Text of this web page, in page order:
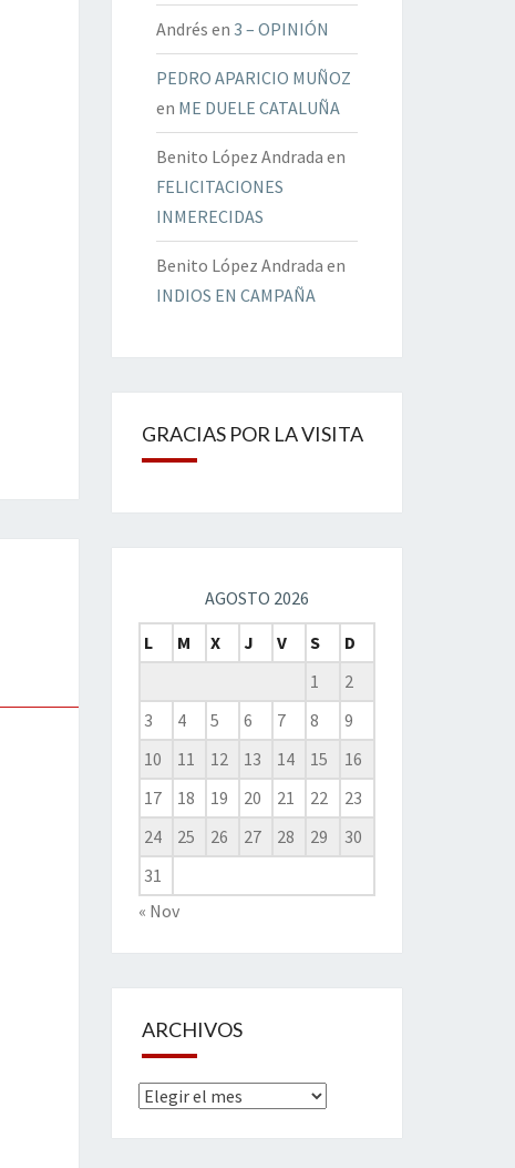
Andrés en 3 – OPINIÓN
PEDRO APARICIO MUÑOZ
en ME DUELE CATALUÑA
Benito López Andrada en
FELICITACIONES
INMERECIDAS
Benito López Andrada en
INDIOS EN CAMPAÑA
GRACIAS POR LA VISITA
AGOSTO 2026
L
M X J V S
D
1
2
3
4 5 6 7 8
9
10
11 12 13 14 15
16
17
18 19 20 21 22
23
24
25 26 27 28 29
30
31
« Nov
ARCHIVOS
Archivos